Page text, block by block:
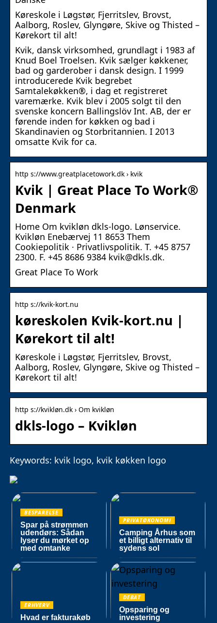
Køreskole i Løgstør, Fjerritslev, Brovst,
Aalborg, Roslev, Glyngøre, Skive og Thisted –
Kørekort til alt!
Kvik, dansk virksomhed, grundlagt i 1983 af
Knud Boel Troelsen. Kvik sælger køkkener,
bad og garderober i dansk design. I 1999
introducerede Kvik begrebet
Samtalekøkken®, i dag et registreret
varemærke. Kvik blev i 2005 solgt til den
svenske koncern Ballingslöv Int. AB, der er
førende inden for køkken og bad i
Skandinavien og Storbritannien. I 2013
omsatte Kvik for ca.
http s://www.greatplacetowork.dk › kvik
Kvik | Great Place To Work®
Denmark
Home Om kvikløn dkls-logo. Lønservice.
Kvikløn Enebærvej 11 8653 Them
Cookiepolitik · Privatlivspolitik. T. +45 8757
2300. F. +45 8686 9384 kvik@dkls.dk.
Great Place To Work
http s://kvik-kort.nu
køreskolen Kvik-kort.nu |
Kørekort til alt!
Køreskole i Løgstør, Fjerritslev, Brovst,
Aalborg, Roslev, Glyngøre, Skive og Thisted –
Kørekort til alt!
http s://kvikløn.dk › Om kvikløn
dkls-logo – Kvikløn
Keywords: kvik logo, kvik køkken logo
BESPARELSE
Spar på strømmen
udendørs: Sådan
lyser du mørket op
med omtanke
PRIVATØKONOMI
Camping Århus som
et billigt alternativ til
sydens sol
ERHVERV
Hvad er fakturakøb
DEBAT
Opsparing og
investering